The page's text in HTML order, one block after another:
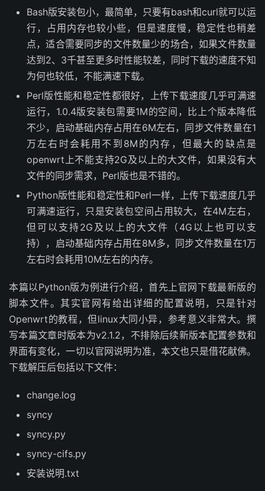
Bash版安装包小，最简单，只要有bash和curl就可以运
行，占用内存也较小些，但是速度慢，稳定性也稍差
点，适合需要同步的文件数量少的场合，如果文件数量
达到2、3千甚至更多时性能较差，同时下载的速度不知
为何也较低，不能满速下载。
Perl版性能和稳定性都很好，上传下载速度几乎可满速
运行，1.0.4版安装包需要1M的空间，比上个版本降低
不少，启动基础内存占用在6M左右，同步文件数量在1
万左右时会耗用不到8M的内存，但最大的缺点是
openwrt上不能支持2G及以上的大文件，如果没有大
文件的同步需求，Perl版也是不错的。
Python版性能和稳定性和Perl一样，上传下载速度几乎
可满速运行，只是安装包空间占用较大，在4M左右，
但可以支持2G及以上的大文件（4G以上也可以支
持），启动基础内存占用在8M多，同步文件数量在1万
左右时会耗用10M左右的内存。
本篇以Python版为例进行介绍，首先上官网下载最新版的
脚本文件。其实官网有给出详细的配置说明，只是针对
Openwrt的教程，但linux大同小异，参考意义非常大。撰
写本篇文章时版本为v2.1.2，不排除后续新版本配置参数和
界面有变化，一切以官网说明为准，本文也只是借花献佛。
下载解压后包括以下文件：
change.log
syncy
syncy.py
syncy-cifs.py
安装说明.txt